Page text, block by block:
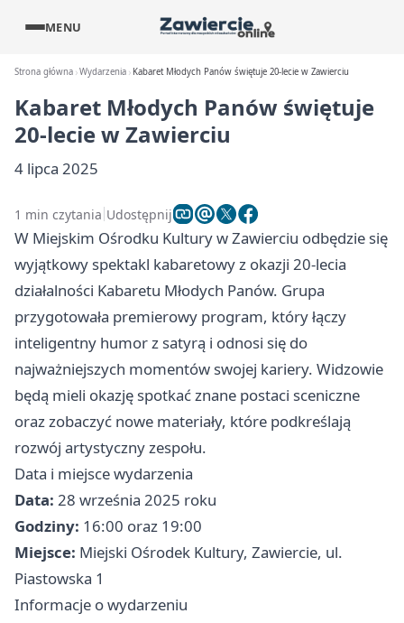
MENU
Strona główna Wydarzenia Kabaret Młodych Panów świętuje 20-lecie w Zawierciu
Kabaret Młodych Panów świętuje
20-lecie w Zawierciu
4 lipca 2025
1 min czytania Udostępnij
W Miejskim Ośrodku Kultury w Zawierciu odbędzie się
wyjątkowy spektakl kabaretowy z okazji 20-lecia
działalności Kabaretu Młodych Panów. Grupa
przygotowała premierowy program, który łączy
inteligentny humor z satyrą i odnosi się do
najważniejszych momentów swojej kariery. Widzowie
będą mieli okazję spotkać znane postaci sceniczne
oraz zobaczyć nowe materiały, które podkreślają
rozwój artystyczny zespołu.
Data i miejsce wydarzenia
Data: 28 września 2025 roku
Godziny: 16:00 oraz 19:00
Miejsce: Miejski Ośrodek Kultury, Zawiercie, ul.
Piastowska 1
Informacje o wydarzeniu